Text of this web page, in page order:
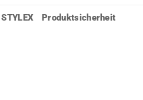
STYLEX Produktsicherheit